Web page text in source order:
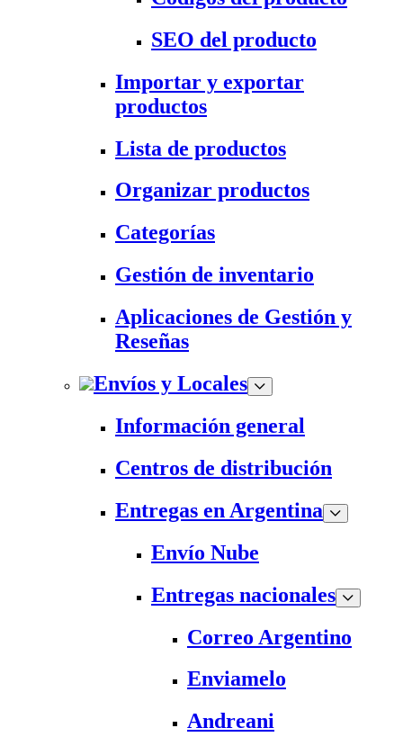
SEO del producto
Importar y exportar
productos
Lista de productos
Organizar productos
Categorías
Gestión de inventario
Aplicaciones de Gestión y
Reseñas
Envíos y Locales
Información general
Centros de distribución
Entregas en Argentina
Envío Nube
Entregas nacionales
Correo Argentino
Enviamelo
Andreani